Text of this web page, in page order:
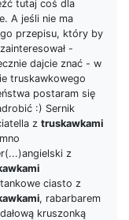
tutaj coś dla
A jeśli nie ma
przepisu, który by
-
dajcie znać - w
truskawkowego
postaram się
:) Sernik
z truskawkami
z
ciasto z
, rabarbarem
kruszonką